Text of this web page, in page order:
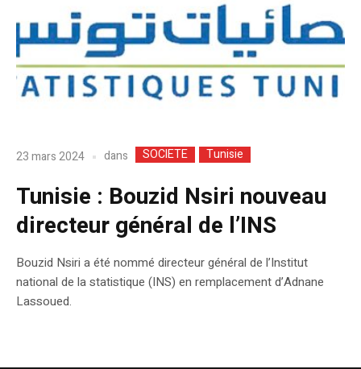
23 mars 2024 dans SOCIETE Tunisie
Tunisie : Bouzid Nsiri nouveau
directeur général de l’INS
Bouzid Nsiri a été nommé directeur général de l’Institut
national de la statistique (INS) en remplacement d’Adnane
Lassoued.